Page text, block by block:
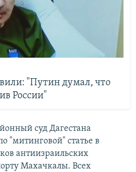
"Путин думал, что
России"
суд Дагестана
"митинговой" статье в
антиизраильских
Махачкалы. Всех